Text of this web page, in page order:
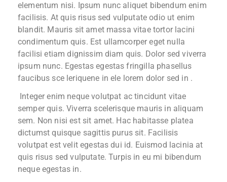
elementum nisi. Ipsum nunc aliquet bibendum enim
facilisis. At quis risus sed vulputate odio ut enim
blandit. Mauris sit amet massa vitae tortor lacini
condimentum quis. Est ullamcorper eget nulla
facilisi etiam dignissim diam quis. Dolor sed viverra
ipsum nunc. Egestas egestas fringilla phasellus
faucibus sce leriquene in ele lorem dolor sed in .
Integer enim neque volutpat ac tincidunt vitae
semper quis. Viverra scelerisque mauris in aliquam
sem. Non nisi est sit amet. Hac habitasse platea
dictumst quisque sagittis purus sit. Facilisis
volutpat est velit egestas dui id. Euismod lacinia at
quis risus sed vulputate. Turpis in eu mi bibendum
neque egestas in.